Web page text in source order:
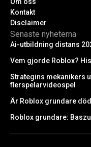
Om oss
Kontakt
Disclaimer
Senaste nyheterna
Ai-utbildning distans
Vem gjorde Roblox?
Strategins mekanikers
flerspelarvideospel
Är Roblox grundare
Roblox grundare: